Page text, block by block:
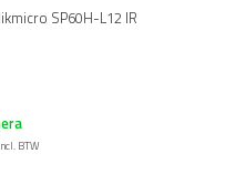
SP60H-L12 IR
BTW